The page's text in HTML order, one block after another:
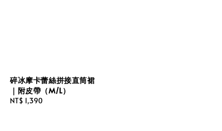
碎冰摩卡蕾絲拼接直筒裙
｜附皮帶（M/L）
Regular
NT$ 1,390